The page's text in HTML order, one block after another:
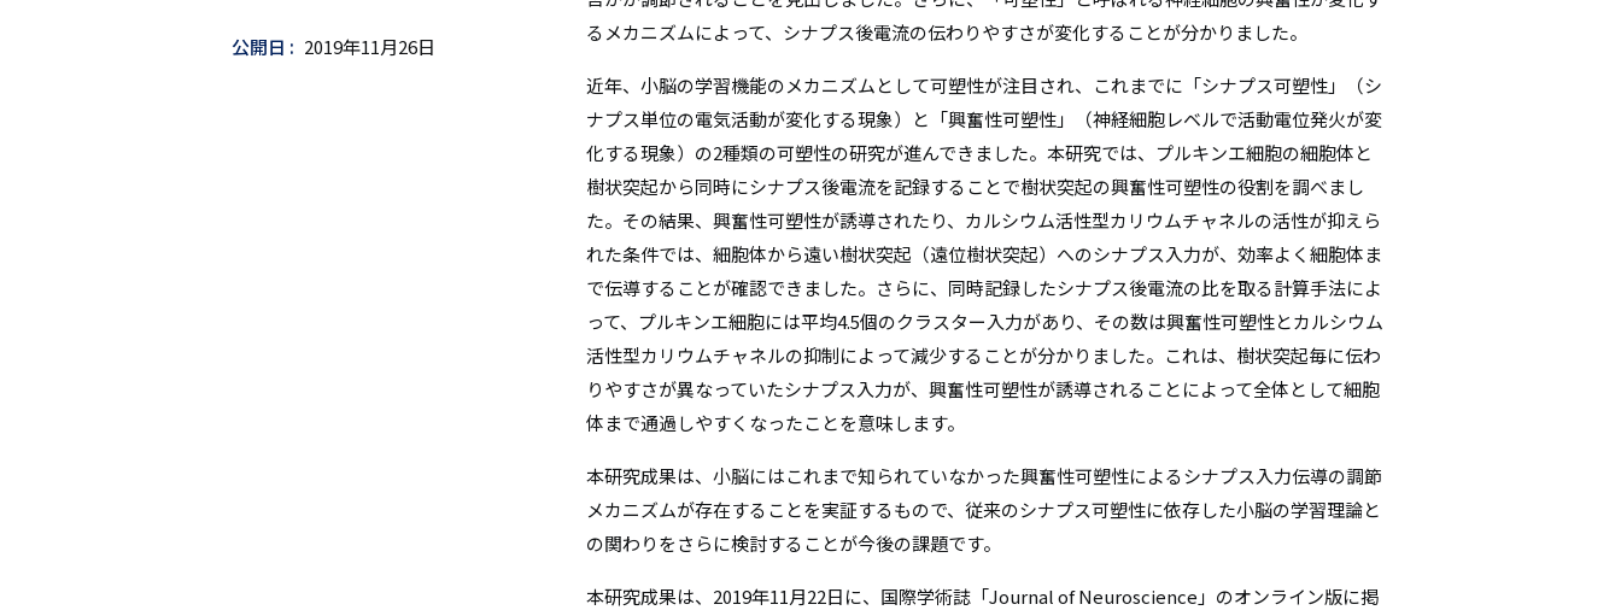
ク
ン
ッ
公開日 2019年11月26日
るメカニズムによって、シナプス後電流の伝わりやすさが変化することが分かりました。
近年、小脳の学習機能のメカニズムとして可塑性が注目され、これまでに「シナプス可塑性」（シ
ナプス単位の電気活動が変化する現象）と「興奮性可塑性」（神経細胞レベルで活動電位発火が変
化する現象）の2種類の可塑性の研究が進んできました。本研究では、プルキンエ細胞の細胞体と
樹状突起から同時にシナプス後電流を記録することで樹状突起の興奮性可塑性の役割を調べまし
た。その結果、興奮性可塑性が誘導されたり、カルシウム活性型カリウムチャネルの活性が抑えら
れた条件では、細胞体から遠い樹状突起（遠位樹状突起）へのシナプス入力が、効率よく細胞体ま
で伝導することが確認できました。さらに、同時記録したシナプス後電流の比を取る計算手法によ
って、プルキンエ細胞には平均4.5個のクラスター入力があり、その数は興奮性可塑性とカルシウム
活性型カリウムチャネルの抑制によって減少することが分かりました。これは、樹状突起毎に伝わ
りやすさが異なっていたシナプス入力が、興奮性可塑性が誘導されることによって全体として細胞
体まで通過しやすくなったことを意味します。
本研究成果は、小脳にはこれまで知られていなかった興奮性可塑性によるシナプス入力伝導の調節
メカニズムが存在することを実証するもので、従来のシナプス可塑性に依存した小脳の学習理論と
の関わりをさらに検討することが今後の課題です。
本研究成果は、2019年11月22日に、国際学術誌「Journal of Neuroscience」のオンライン版に掲